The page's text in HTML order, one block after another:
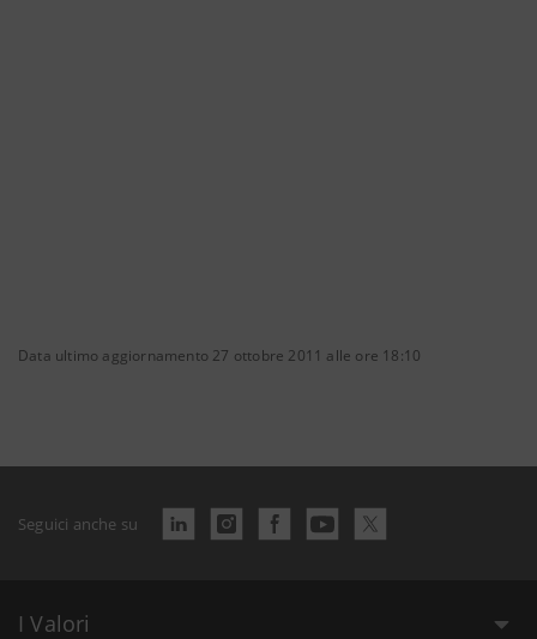
Data ultimo aggiornamento 27 ottobre 2011 alle ore 18:10
Seguici anche su
I Valori